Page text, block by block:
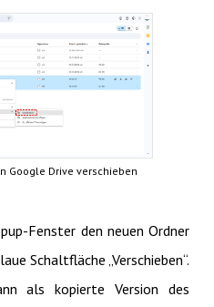
Google Drive verschieben
Fenster den neuen Ordner
Schaltfläche „Verschieben“.
als kopierte Version des